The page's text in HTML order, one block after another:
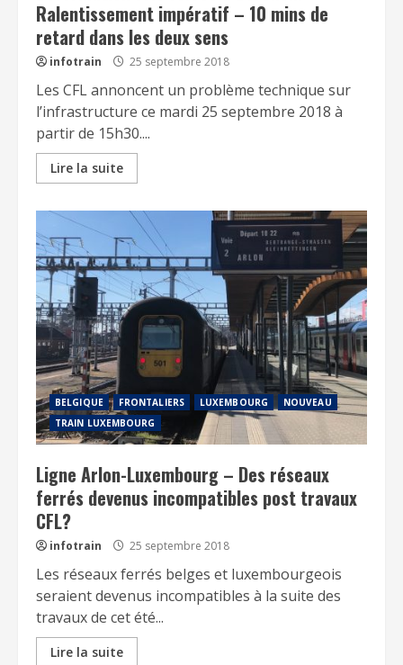
Ralentissement impératif – 10 mins de
retard dans les deux sens
infotrain 25 septembre 2018
Les CFL annoncent un problème technique sur
l’infrastructure ce mardi 25 septembre 2018 à
partir de 15h30....
Lire la suite
BELGIQUE FRONTALIERS LUXEMBOURG
NOUVEAU
TRAIN LUXEMBOURG
Ligne Arlon-Luxembourg – Des réseaux
ferrés devenus incompatibles post travaux
CFL?
infotrain 25 septembre 2018
Les réseaux ferrés belges et luxembourgeois
seraient devenus incompatibles à la suite des
travaux de cet été...
Lire la suite